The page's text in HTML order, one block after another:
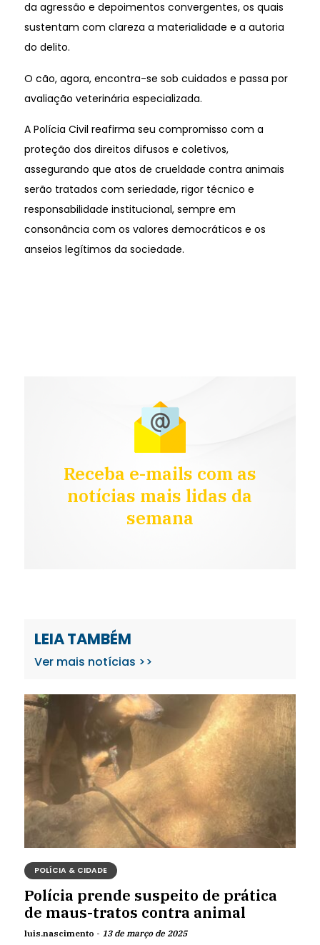
da agressão e depoimentos convergentes, os quais
sustentam com clareza a materialidade e a autoria
do delito.
O cão, agora, encontra-se sob cuidados e passa por
avaliação veterinária especializada.
A Polícia Civil reafirma seu compromisso com a
proteção dos direitos difusos e coletivos,
assegurando que atos de crueldade contra animais
serão tratados com seriedade, rigor técnico e
responsabilidade institucional, sempre em
consonância com os valores democráticos e os
anseios legítimos da sociedade.
Receba e-mails com as
notícias mais lidas da
semana
LEIA TAMBÉM
Ver mais notícias >>
POLÍCIA & CIDADE
Polícia prende suspeito de prática
de maus-tratos contra animal
luis.nascimento - 13 de março de 2025